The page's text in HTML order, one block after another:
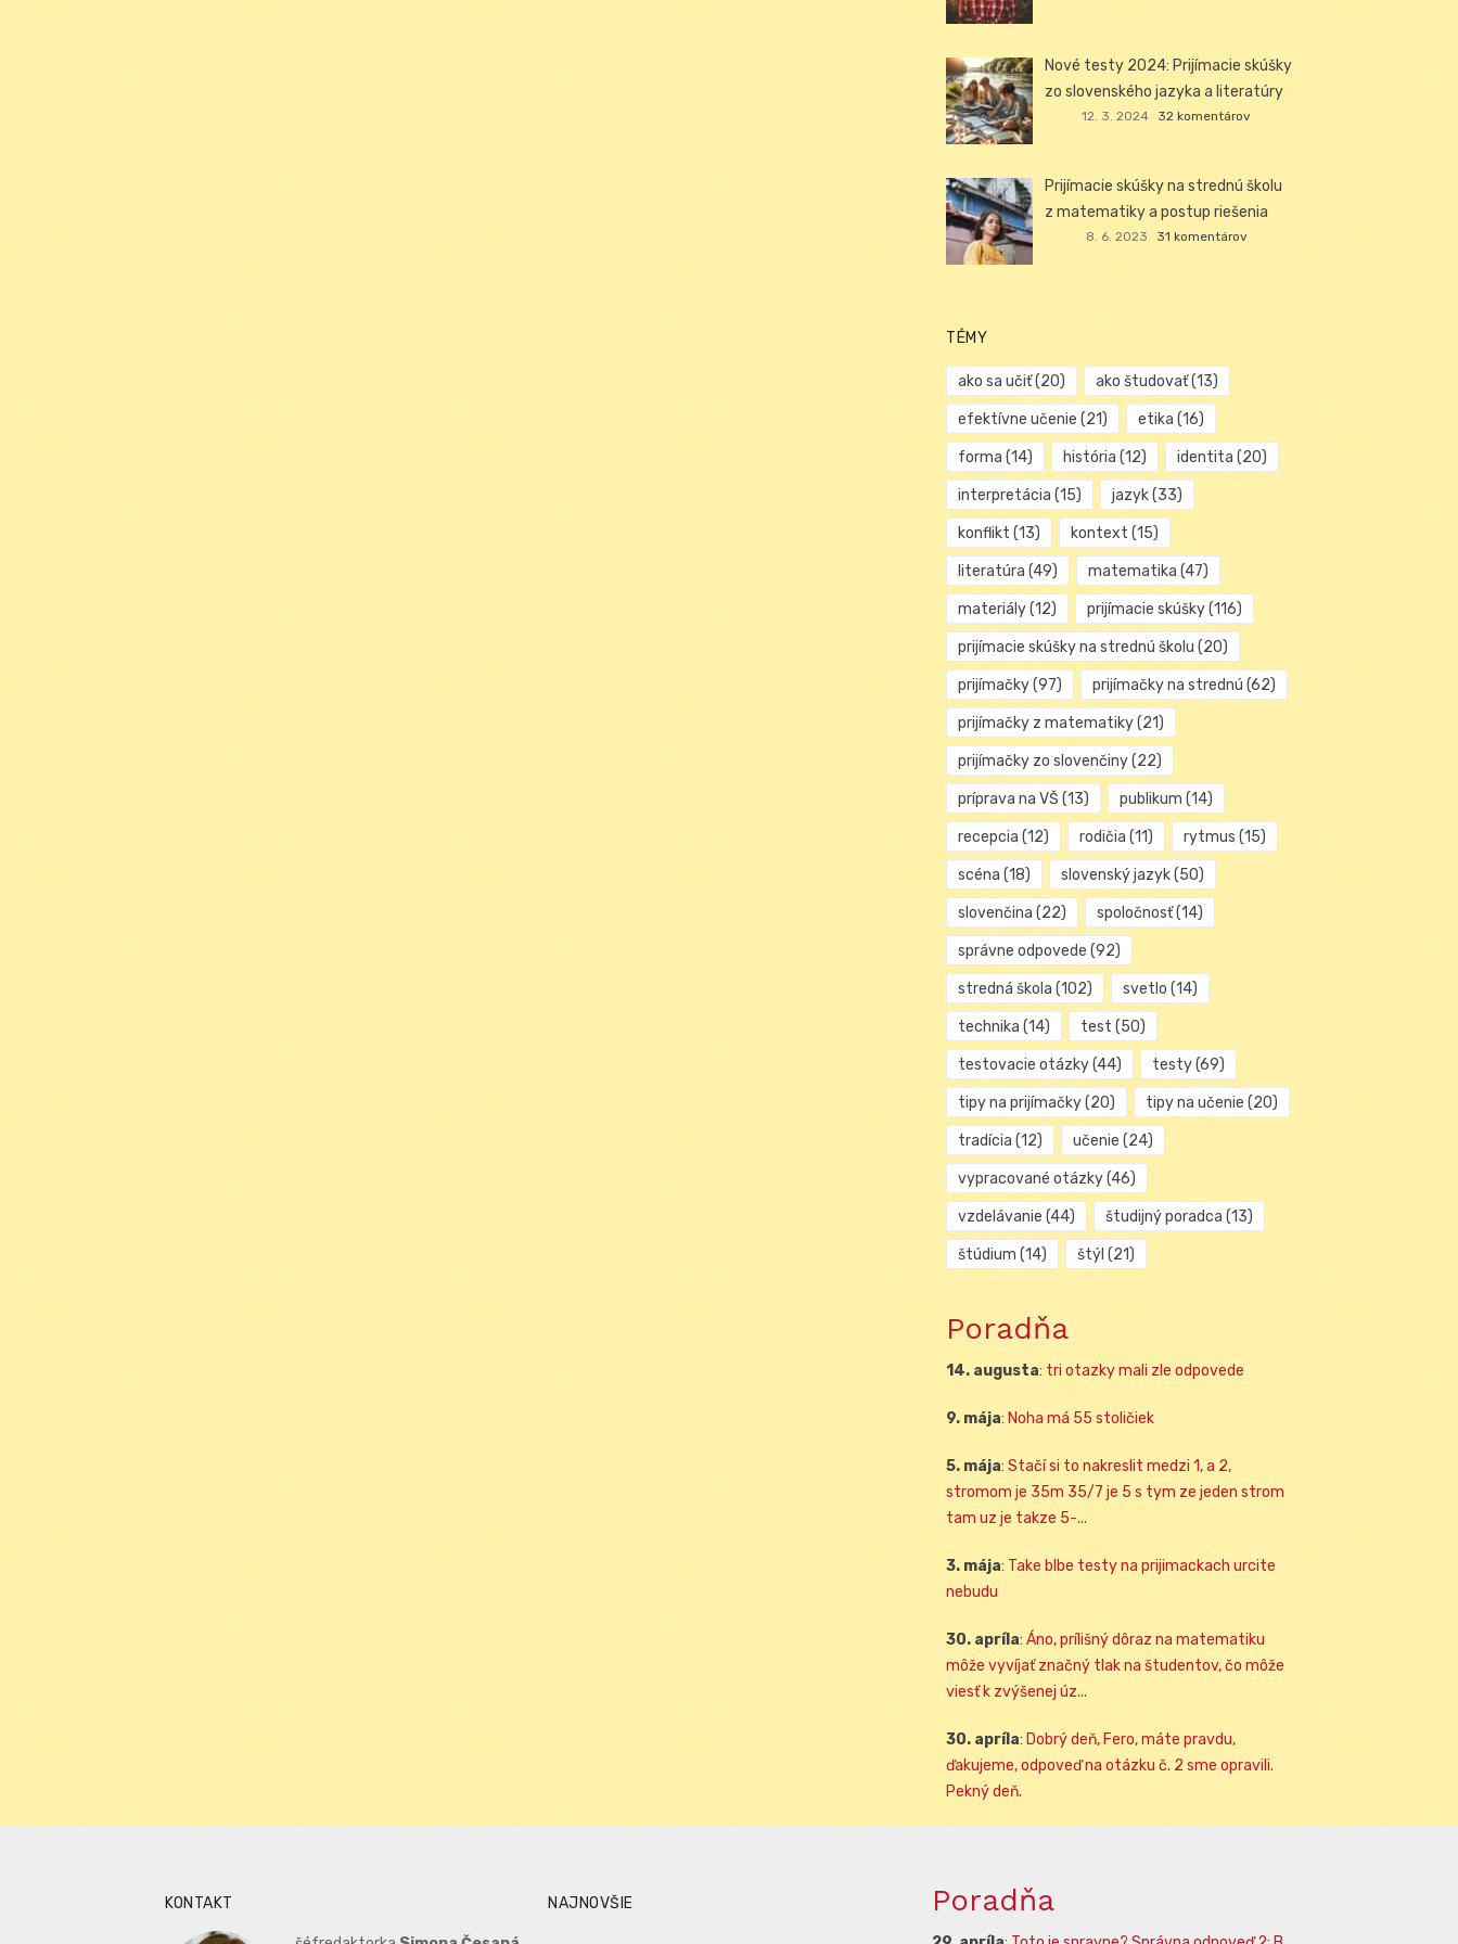
Nové testy 2024: Prijímacie skúšky
zo slovenského jazyka a literatúry
12. 3. 2024 32 komentárov
Prijímacie skúšky na strednú školu
z matematiky a postup riešenia
8. 6. 2023 31 komentárov
TÉMY
ako sa učiť(20) ako študovať(13)
efektívne učenie (21) etika (16)
forma (14) história (12) identita (20)
interpretácia (15) jazyk(33)
konflikt (13) kontext (15)
literatúra (49) matematika (47)
materiály(12) prijímacie skúšky(116)
prijímacie skúšky na strednú školu (20)
prijímačky(97) prijímačky na strednú (62)
prijímačky z matematiky(21)
prijímačky zo slovenčiny(22)
príprava na VŠ (13) publikum (14)
recepcia (12) rodičia (11) rytmus (15)
scéna (18) slovenský jazyk(50)
slovenčina (22) spoločnosť(14)
správne odpovede (92)
stredná škola (102) svetlo (14)
technika (14) test (50)
testovacie otázky(44) testy(69)
tipy na prijímačky(20) tipy na učenie (20)
tradícia (12) učenie (24)
vypracované otázky(46)
vzdelávanie (44) študijný poradca (13)
štúdium (14) štýl (21)
Poradňa
14. augusta: tri otazky mali zle odpovede
9. mája: Noha má 55 stoličiek
5. mája: Stačí si to nakreslit medzi 1, a 2,
stromom je 35m 35/7 je 5 s tym ze jeden strom
tam uz je takze 5-...
3. mája: Take blbe testy na prijimackach urcite
nebudu
30. apríla: Áno, prílišný dôraz na matematiku
môže vyvíjať značný tlak na študentov, čo môže
viesť k zvýšenej úz...
30. apríla: Dobrý deň, Fero, máte pravdu,
ďakujeme, odpoveď na otázku č. 2 sme opravili.
Pekný deň.
KONTAKT NAJNOVŠIE Poradňa